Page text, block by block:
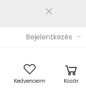
Bejelentkezés
Kedvenceim Kosár